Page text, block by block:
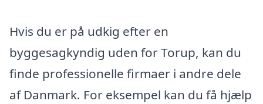
Hvis du er på udkig efter en
byggesagkyndig uden for Torup, kan du
finde professionelle firmaer i andre dele
af Danmark. For eksempel kan du få hjælp